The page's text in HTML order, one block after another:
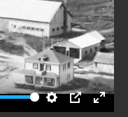
SettingsPIP
Enter